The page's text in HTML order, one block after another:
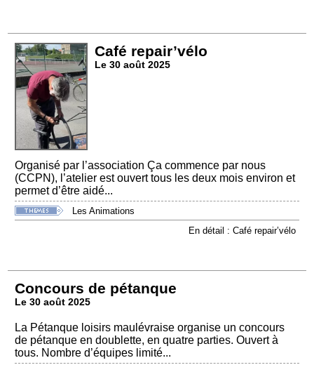
Café repair’vélo
Le 30 août 2025
Organisé par l’association Ça commence par nous
(CCPN), l’atelier est ouvert tous les deux mois environ et
permet d’être aidé...
Les Animations
En détail : Café repair’vélo
Concours de pétanque
Le 30 août 2025
La Pétanque loisirs maulévraise organise un concours
de pétanque en doublette, en quatre parties. Ouvert à
tous. Nombre d’équipes limité...